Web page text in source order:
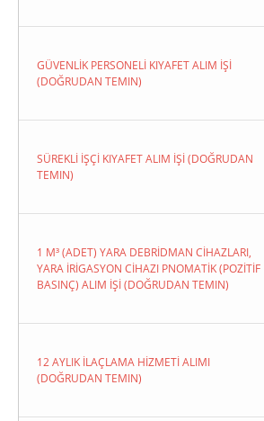
GÜVENLİK PERSONELİ KIYAFET ALIM İŞİ
(DOĞRUDAN TEMIN)
SÜREKLİ İŞÇİ KIYAFET ALIM İŞİ (DOĞRUDAN
TEMIN)
1 M³ (ADET) YARA DEBRİDMAN CİHAZLARI,
YARA İRİGASYON CİHAZI PNOMATİK (POZİTİF
BASINÇ) ALIM İŞİ (DOĞRUDAN TEMIN)
12 AYLIK İLAÇLAMA HİZMETİ ALIMI
(DOĞRUDAN TEMIN)